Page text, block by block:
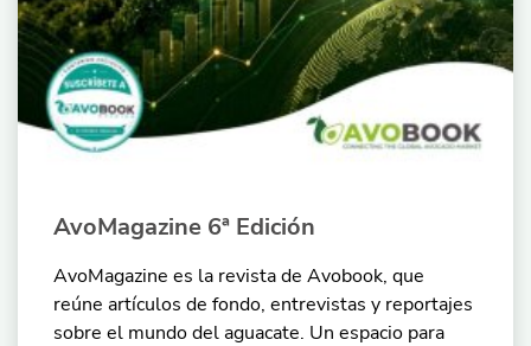
AvoMagazine 6ª Edición
AvoMagazine es la revista de Avobook, que
reúne artículos de fondo, entrevistas y reportajes
sobre el mundo del aguacate. Un espacio para